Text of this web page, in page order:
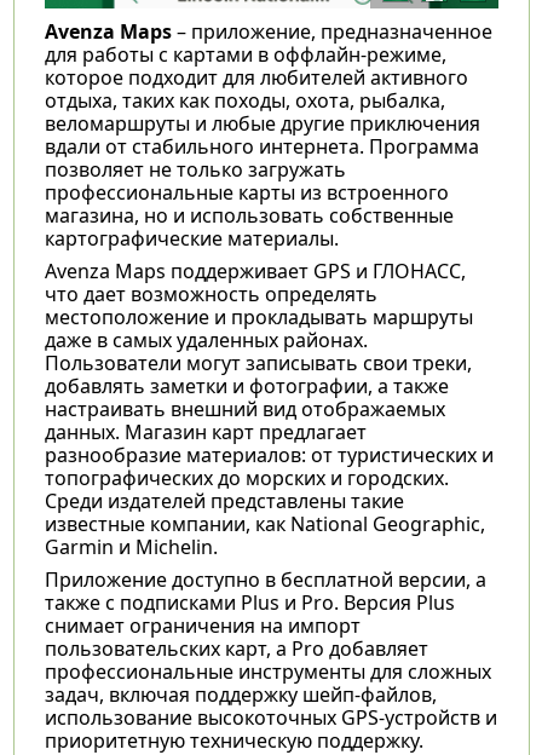
Avenza Maps– приложение, предназначенное
для работы с картами в оффлайн-режиме,
которое подходит для любителей активного
отдыха, таких как походы, охота, рыбалка,
веломаршруты и любые другие приключения
вдали от стабильного интернета. Программа
позволяет не только загружать
профессиональные карты из встроенного
магазина, но и использовать собственные
картографические материалы.
Avenza Maps поддерживает GPS и ГЛОНАСС,
что дает возможность определять
местоположение и прокладывать маршруты
даже в самых удаленных районах.
Пользователи могут записывать свои треки,
добавлять заметки и фотографии, а также
настраивать внешний вид отображаемых
данных. Магазин карт предлагает
разнообразие материалов: от туристических и
топографических до морских и городских.
Среди издателей представлены такие
известные компании, как National Geographic,
Garmin и Michelin.
Приложение доступно в бесплатной версии, а
также с подписками Plus и Pro. Версия Plus
снимает ограничения на импорт
пользовательских карт, а Pro добавляет
профессиональные инструменты для сложных
задач, включая поддержку шейп-файлов,
использование высокоточных GPS-устройств и
приоритетную техническую поддержку.